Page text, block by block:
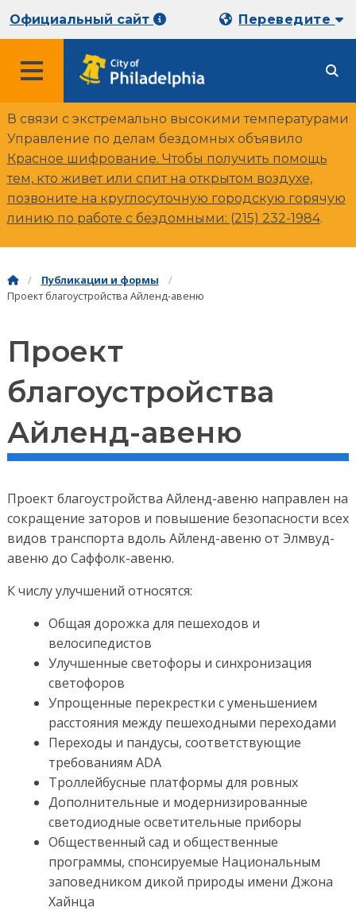
Официальный сайт Переведите
В связи с экстремально высокими температурами
Управление по делам бездомных объявило
Красное шифрование. Чтобы получить помощь
тем, кто живет или спит на открытом воздухе,
позвоните на круглосуточную городскую горячую
линию по работе с бездомными: (215) 232-1984.
Публикации и формы
Проект благоустройства Айленд-авеню
Проект
благоустройства
Айленд-авеню
Проект благоустройства Айленд-авеню направлен на
сокращение заторов и повышение безопасности всех
видов транспорта вдоль Айленд-авеню от Элмвуд-
авеню до Саффолк-авеню.
К числу улучшений относятся:
Общая дорожка для пешеходов и
велосипедистов
Улучшенные светофоры и синхронизация
светофоров
Упрощенные перекрестки с уменьшением
расстояния между пешеходными переходами
Переходы и пандусы, соответствующие
требованиям ADA
Троллейбусные платформы для ровных
Дополнительные и модернизированные
светодиодные осветительные приборы
Общественный сад и общественные
программы, спонсируемые Национальным
заповедником дикой природы имени Джона
Хайнца